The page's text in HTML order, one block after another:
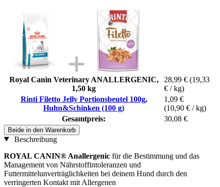
Royal Canin Veterinary ANALLERGENIC,
1,50 kg
28,99 € (19,33
€ / kg)
Rinti Filetto Jelly Portionsbeutel 100g,
Huhn&Schinken (100 g)
1,09 €
(10,90 € / kg)
Gesamtpreis:
30,08 €
Beide in den Warenkorb
Beschreibung
ROYAL CANIN® Anallergenic für die Bestimmung und das
Management von Nährstoffintoleranzen und
Futtermittelunverträglichkeiten bei deinem Hund durch den
verringerten Kontakt mit Allergenen